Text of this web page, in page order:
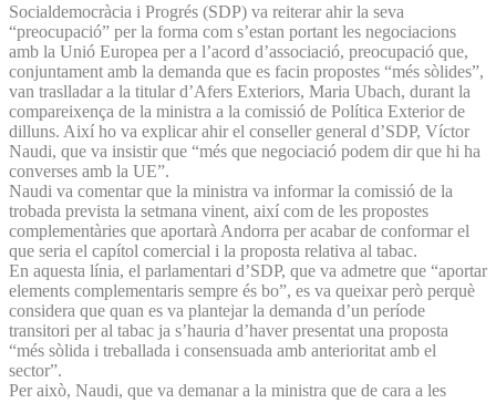
Socialdemocràcia i Progrés (SDP) va reiterar ahir la seva
“preocupació” per la forma com s’estan portant les negociacions
amb la Unió Europea per a l’acord d’associació, preocupació que,
conjuntament amb la demanda que es facin propostes “més sòlides”,
van traslladar a la titular d’Afers Exteriors, Maria Ubach, durant la
compareixença de la ministra a la comissió de Política Exterior de
dilluns. Així ho va explicar ahir el conseller general d’SDP, Víctor
Naudi, que va insistir que “més que negociació podem dir que hi ha
converses amb la UE”.
Naudi va comentar que la ministra va informar la comissió de la
trobada prevista la setmana vinent, així com de les propostes
complementàries que aportarà Andorra per acabar de conformar el
que seria el capítol comercial i la proposta relativa al tabac.
En aquesta línia, el parlamentari d’SDP, que va admetre que “aportar
elements complementaris sempre és bo”, es va queixar però perquè
considera que quan es va plantejar la demanda d’un període
transitori per al tabac ja s’hauria d’haver presentat una proposta
“més sòlida i treballada i consensuada amb anterioritat amb el
sector”.
Per això, Naudi, que va demanar a la ministra que de cara a les